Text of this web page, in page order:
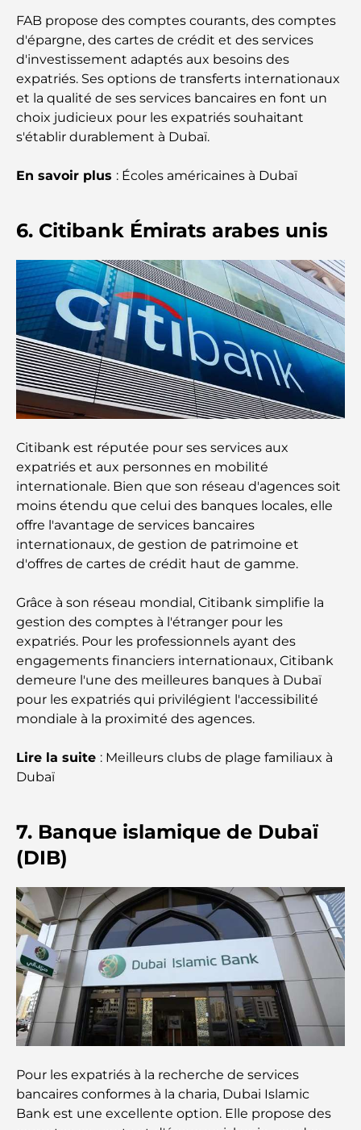
Déménager à Dubaï depuis l'Australie : Guide
complet du déménagement
Safari de luxe d'une nuit dans le désert de Dubaï :
une escapade haut de gamme
au service de la performance
célèbres de Dubaï
Les 10 pays les plus riches du monde
Activités à faire avec des enfants à Dubaï : un
guide complet pour les familles
Les meilleurs complexes hôteliers balnéaires de
Dubaï pour une escapade de luxe
Lieux romantiques à Dubaï pour des moments
inoubliables
Les meilleures options de séjour à Dubaï : Hôtels
et complexes hôteliers de premier plan
Meilleurs restaurants pour un déjeuner d'affaires
Les marques de vêtements les plus chères au
Architecture ottomane : un riche héritage d'art,
Les bagues de fiançailles les plus chères du
monde
Écoles indiennes à Dubaï : Le guide ultime pour
les parents
Découverte des sites emblématiques d'Abu Dhabi
Écoles à Abou Dhabi : Le guide ultime des
meilleures écoles de la capitale
Restaurants à Abou Dhabi : un tour savoureux de
la capitale
FAB propose des comptes courants, des comptes
d'épargne, des cartes de crédit et des services
d'investissement adaptés aux besoins des
expatriés. Ses options de transferts internationaux
et la qualité de ses services bancaires en font un
choix judicieux pour les expatriés souhaitant
s'établir durablement à Dubaï.
En savoir plus : Écoles américaines à Dubaï
6. Citibank Émirats arabes unis
Citibank est réputée pour ses services aux
expatriés et aux personnes en mobilité
internationale. Bien que son réseau d'agences soit
moins étendu que celui des banques locales, elle
offre l'avantage de services bancaires
internationaux, de gestion de patrimoine et
d'offres de cartes de crédit haut de gamme.
Grâce à son réseau mondial, Citibank simplifie la
gestion des comptes à l'étranger pour les
expatriés. Pour les professionnels ayant des
engagements financiers internationaux, Citibank
demeure l'une des meilleures banques à Dubaï
pour les expatriés qui privilégient l'accessibilité
mondiale à la proximité des agences.
Lire la suite : Meilleurs clubs de plage familiaux à
Dubaï
7. Banque islamique de Dubaï
(DIB)
Pour les expatriés à la recherche de services
bancaires conformes à la charia, Dubai Islamic
Bank est une excellente option. Elle propose des